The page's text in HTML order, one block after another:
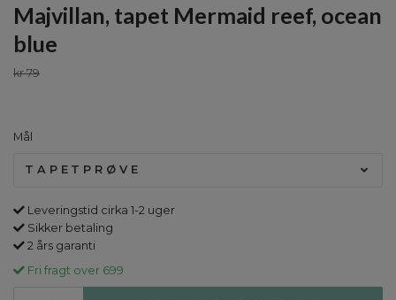
Majvillan, tapet Mermaid reef, ocean
blue
kr 79
Mål
TAPETPRØVE
Leveringstid cirka 1-2 uger
Sikker betaling
2 års garanti
Fri fragt over 699